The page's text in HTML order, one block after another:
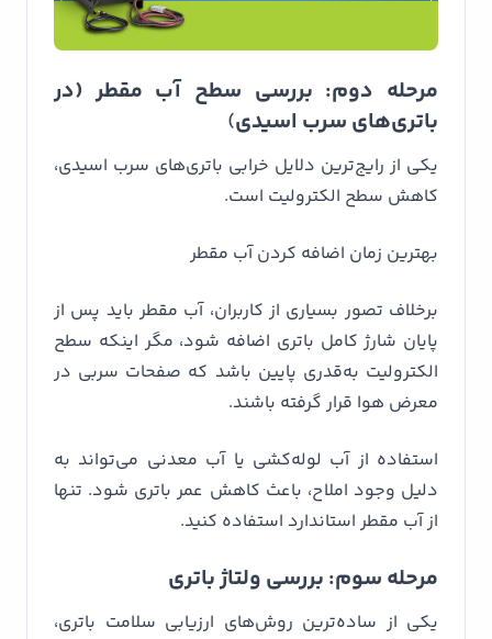
مرحله دوم: بررسی سطح آب مقطر (در
باتری‌های سرب اسیدی)
یکی از رایج‌ترین دلایل خرابی باتری‌های سرب اسیدی،
کاهش سطح الکترولیت است.
بهترین زمان اضافه کردن آب مقطر
برخلاف تصور بسیاری از کاربران، آب مقطر باید پس از
پایان شارژ کامل باتری اضافه شود، مگر اینکه سطح
الکترولیت به‌قدری پایین باشد که صفحات سربی در
معرض هوا قرار گرفته باشند.
استفاده از آب لوله‌کشی یا آب معدنی می‌تواند به
دلیل وجود املاح، باعث کاهش عمر باتری شود. تنها
از آب مقطر استاندارد استفاده کنید.
مرحله سوم: بررسی ولتاژ باتری
یکی از ساده‌ترین روش‌های ارزیابی سلامت باتری،